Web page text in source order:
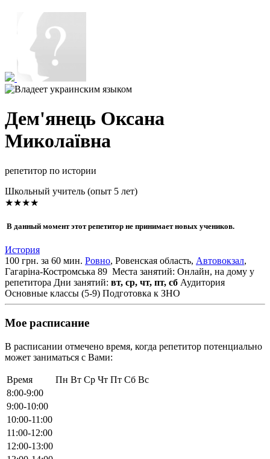
Дем'янець Оксана
Миколаївна
репетитор по истории
Школьный учитель (опыт 5 лет)
★★★★
В данный момент этот репетитор не принимает новых учеников.
История
100 грн. за 60 мин. Ровно, Ровенская область, Автовокзал,
Гагаріна-Костромська 89 Места занятий: Онлайн, на дому у
репетитора Дни занятий: вт, ср, чт, пт, сб Аудитория
Основные классы (5-9) Подготовка к ЗНО
Мое расписание
В расписании отмечено время, когда репетитор потенциально
может заниматься с Вами:
Время Пн Вт Ср Чт Пт Сб Вс
8:00-9:00
9:00-10:00
10:00-11:00
11:00-12:00
12:00-13:00